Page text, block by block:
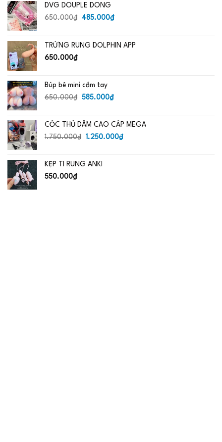
DVG DOUPLE DONG
650.000₫
Giá
650.000₫.
485.000₫Giá
là:
TRỨNG RUNG DOLPHIN APP
650.000₫
Búp bê mini cầm tay
650.000₫
Giá
650.000₫.
585.000₫Giá
là:
585.000₫.
CỐC THỦ DÂM CAO CẤP MEGA
1.750.000₫
Giá
1.750.000₫.
1.250.000₫Giá
KẸP TI RUNG ANKI
550.000₫